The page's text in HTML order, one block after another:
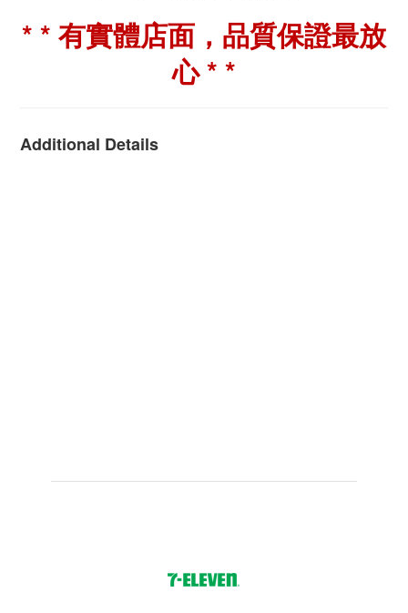
* * 有實體店面，品質保證最放
心 * *
Additional Details